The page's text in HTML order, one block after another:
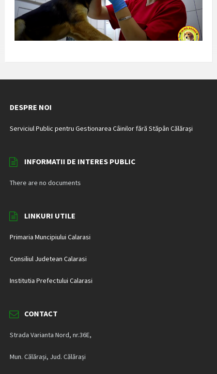
DESPRE NOI
Serviciul Public pentru Gestionarea Câinilor fără Stăpân Călărași
INFORMATII DE INTERES PUBLIC
There are no documents
LINKURI UTILE
Primaria Muncipiului Calarasi
Consiliul Judetean Calarasi
Institutia Prefectului Calarasi
CONTACT
Strada Varianta Nord, nr.36E,
Mun. Călărași, Jud. Călărași